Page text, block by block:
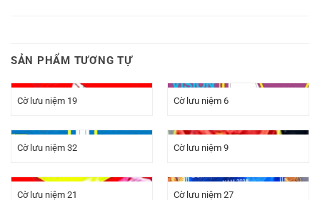
SẢN PHẨM TƯƠNG TỰ
Cờ lưu niệm 19 Cờ lưu niệm 6
Cờ lưu niệm 32 Cờ lưu niệm 9
Cờ lưu niệm 21 Cờ lưu niệm 27